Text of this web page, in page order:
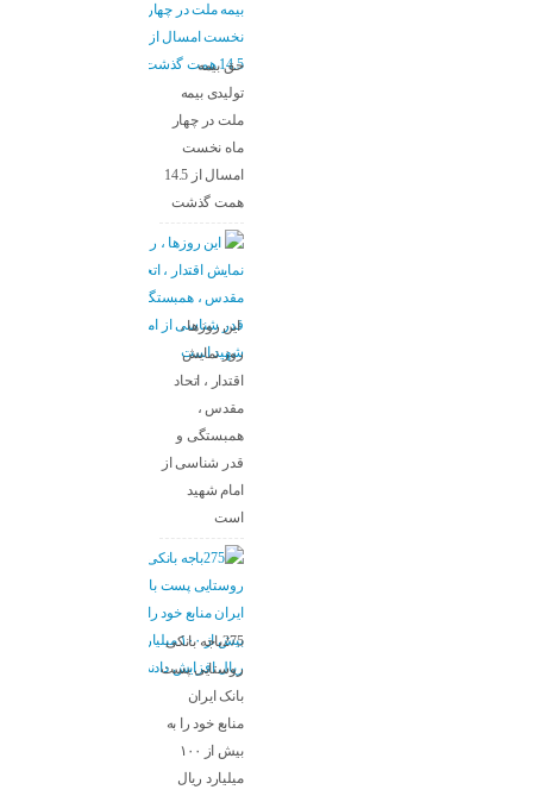
حق بیمه
تولیدی بیمه
ملت در چهار
ماه نخست
امسال از 14.5
همت گذشت
این روزها ،
روز نمایش
اقتدار ، اتحاد
مقدس ،
همبستگی و
قدر شناسی از
امام شهید
است
275باجه بانکی
روستایی پست
بانک ایران
منابع خود را به
بیش از ۱۰۰
میلیارد ریال